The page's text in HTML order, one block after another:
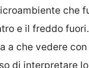
che
e il freddo
a che vedere
di interpretare